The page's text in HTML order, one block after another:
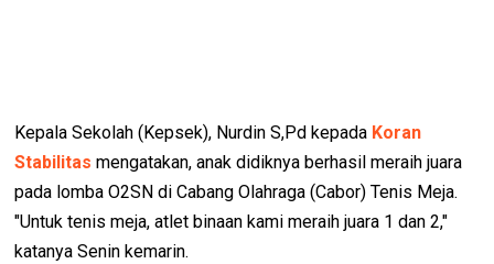
Kepala Sekolah (Kepsek), Nurdin S,Pd kepada Koran
Stabilitas mengatakan, anak didiknya berhasil meraih juara
pada lomba O2SN di Cabang Olahraga (Cabor) Tenis Meja.
"Untuk tenis meja, atlet binaan kami meraih juara 1 dan 2,"
katanya Senin kemarin.